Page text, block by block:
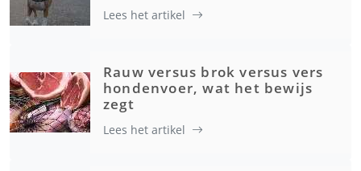
Lees het artikel
Rauw versus brok versus vers
hondenvoer, wat het bewijs
zegt
Lees het artikel